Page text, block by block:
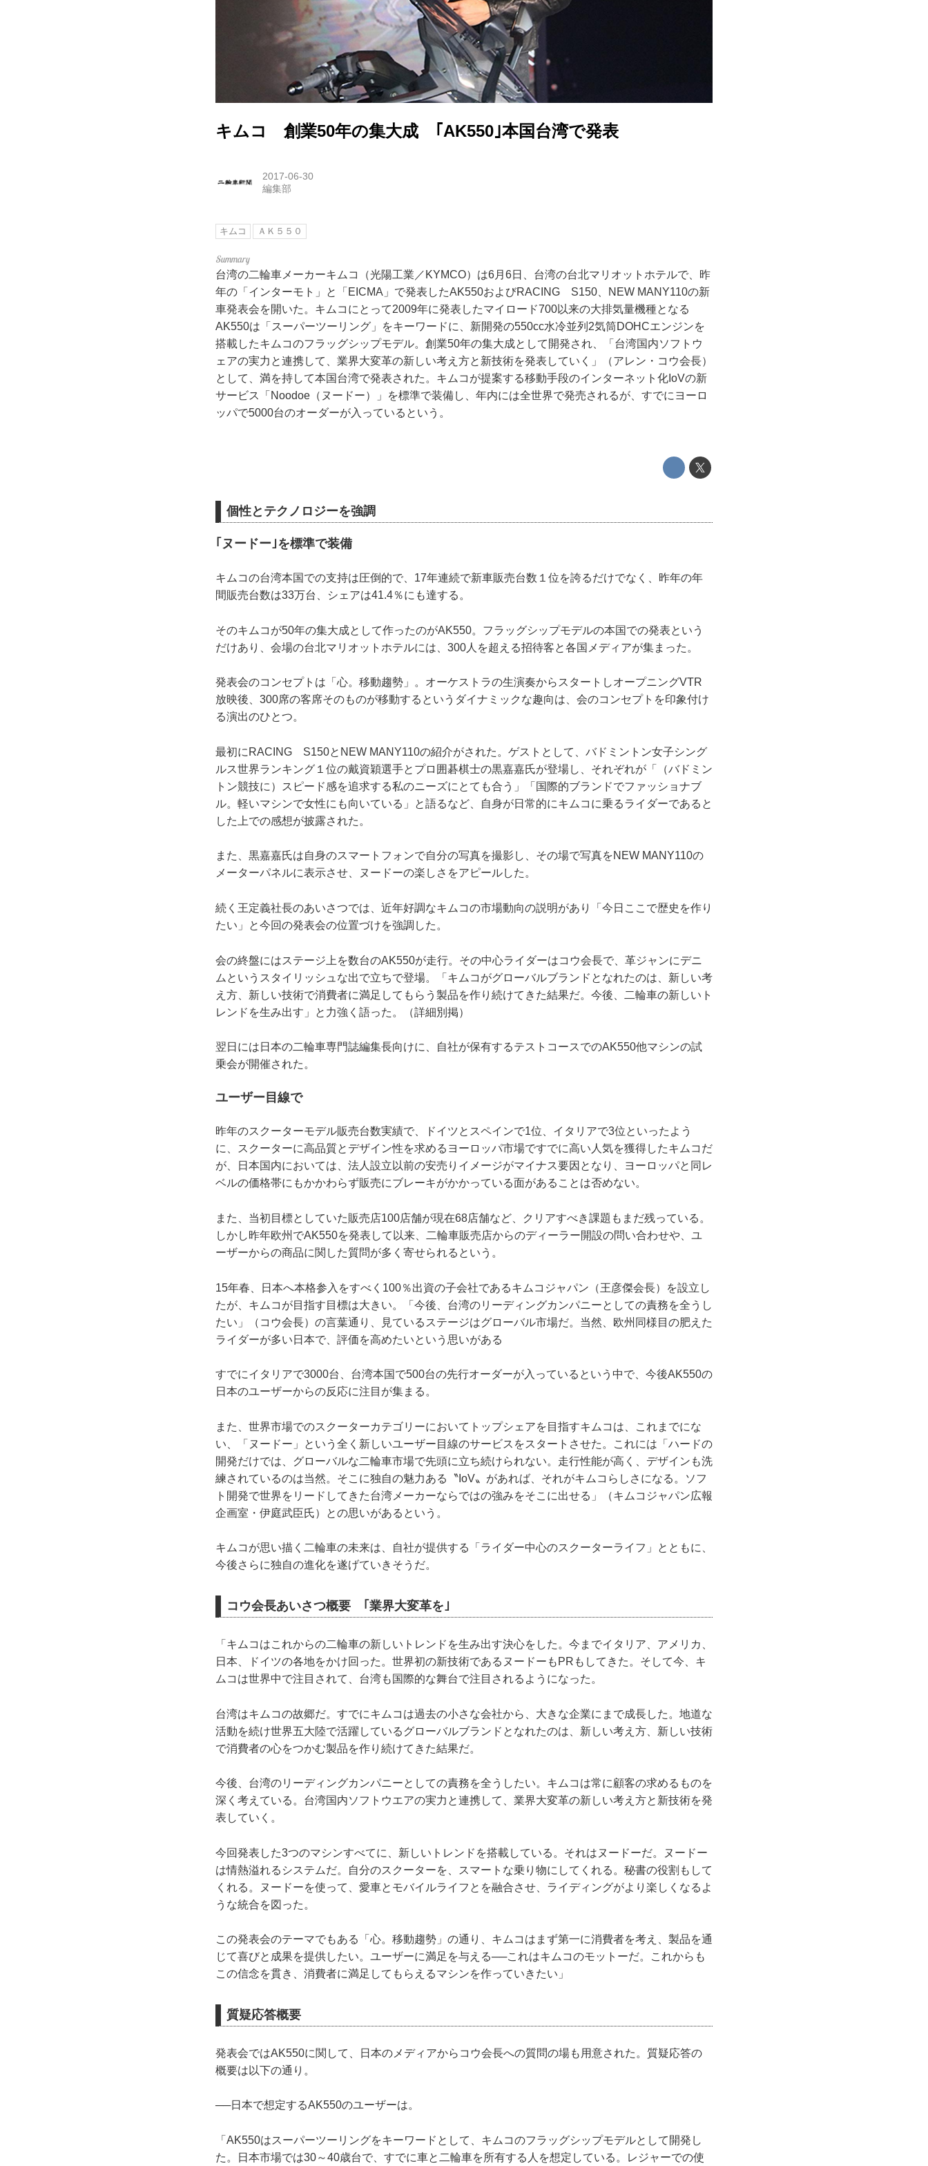
キムコ 創業50年の集大成 ｢AK550｣本国台湾で発表
2017-06-30
編集部
キムコ ＡＫ５５０
台湾の二輪車メーカーキムコ（光陽工業／KYMCO）は6月6日、台湾の台北マリオットホテルで、昨
年の「インターモト」と「EICMA」で発表したAK550およびRACING S150、NEW MANY110の新
車発表会を開いた。キムコにとって2009年に発表したマイロード700以来の大排気量機種となる
AK550は「スーパーツーリング」をキーワードに、新開発の550cc水冷並列2気筒DOHCエンジンを
搭載したキムコのフラッグシップモデル。創業50年の集大成として開発され、「台湾国内ソフトウ
ェアの実力と連携して、業界大変革の新しい考え方と新技術を発表していく」（アレン・コウ会長）
として、満を持して本国台湾で発表された。キムコが提案する移動手段のインターネット化IoVの新
サービス「Noodoe（ヌードー）」を標準で装備し、年内には全世界で発売されるが、すでにヨーロ
ッパで5000台のオーダーが入っているという。
個性とテクノロジーを強調
｢ヌードー｣を標準で装備
キムコの台湾本国での支持は圧倒的で、17年連続で新車販売台数１位を誇るだけでなく、昨年の年
間販売台数は33万台、シェアは41.4％にも達する。
そのキムコが50年の集大成として作ったのがAK550。フラッグシップモデルの本国での発表という
だけあり、会場の台北マリオットホテルには、300人を超える招待客と各国メディアが集まった。
発表会のコンセプトは「心。移動趨勢」。オーケストラの生演奏からスタートしオープニングVTR
放映後、300席の客席そのものが移動するというダイナミックな趣向は、会のコンセプトを印象付け
る演出のひとつ。
最初にRACING S150とNEW MANY110の紹介がされた。ゲストとして、バドミントン女子シング
ルス世界ランキング１位の戴資穎選手とプロ囲碁棋士の黒嘉嘉氏が登場し、それぞれが「（バドミン
トン競技に）スピード感を追求する私のニーズにとても合う」「国際的ブランドでファッショナブ
ル。軽いマシンで女性にも向いている」と語るなど、自身が日常的にキムコに乗るライダーであると
した上での感想が披露された。
また、黒嘉嘉氏は自身のスマートフォンで自分の写真を撮影し、その場で写真をNEW MANY110の
メーターパネルに表示させ、ヌードーの楽しさをアピールした。
続く王定義社長のあいさつでは、近年好調なキムコの市場動向の説明があり「今日ここで歴史を作り
たい」と今回の発表会の位置づけを強調した。
会の終盤にはステージ上を数台のAK550が走行。その中心ライダーはコウ会長で、革ジャンにデニ
ムというスタイリッシュな出で立ちで登場。「キムコがグローバルブランドとなれたのは、新しい考
え方、新しい技術で消費者に満足してもらう製品を作り続けてきた結果だ。今後、二輪車の新しいト
レンドを生み出す」と力強く語った。（詳細別掲）
翌日には日本の二輪車専門誌編集長向けに、自社が保有するテストコースでのAK550他マシンの試
乗会が開催された。
ユーザー目線で
昨年のスクーターモデル販売台数実績で、ドイツとスペインで1位、イタリアで3位といったよう
に、スクーターに高品質とデザイン性を求めるヨーロッパ市場ですでに高い人気を獲得したキムコだ
が、日本国内においては、法人設立以前の安売りイメージがマイナス要因となり、ヨーロッパと同レ
ベルの価格帯にもかかわらず販売にブレーキがかかっている面があることは否めない。
また、当初目標としていた販売店100店舗が現在68店舗など、クリアすべき課題もまだ残っている。
しかし昨年欧州でAK550を発表して以来、二輪車販売店からのディーラー開設の問い合わせや、ユ
ーザーからの商品に関した質問が多く寄せられるという。
15年春、日本へ本格参入をすべく100％出資の子会社であるキムコジャパン（王彦傑会長）を設立し
たが、キムコが目指す目標は大きい。「今後、台湾のリーディングカンパニーとしての責務を全うし
たい」（コウ会長）の言葉通り、見ているステージはグローバル市場だ。当然、欧州同様目の肥えた
ライダーが多い日本で、評価を高めたいという思いがある
すでにイタリアで3000台、台湾本国で500台の先行オーダーが入っているという中で、今後AK550の
日本のユーザーからの反応に注目が集まる。
また、世界市場でのスクーターカテゴリーにおいてトップシェアを目指すキムコは、これまでにな
い、「ヌードー」という全く新しいユーザー目線のサービスをスタートさせた。これには「ハードの
開発だけでは、グローバルな二輪車市場で先頭に立ち続けられない。走行性能が高く、デザインも洗
練されているのは当然。そこに独自の魅力ある〝IoV〟があれば、それがキムコらしさになる。ソフ
ト開発で世界をリードしてきた台湾メーカーならではの強みをそこに出せる」（キムコジャパン広報
企画室・伊庭武臣氏）との思いがあるという。
キムコが思い描く二輪車の未来は、自社が提供する「ライダー中心のスクーターライフ」とともに、
今後さらに独自の進化を遂げていきそうだ。
コウ会長あいさつ概要 ｢業界大変革を｣
「キムコはこれからの二輪車の新しいトレンドを生み出す決心をした。今までイタリア、アメリカ、
日本、ドイツの各地をかけ回った。世界初の新技術であるヌードーもPRもしてきた。そして今、キ
ムコは世界中で注目されて、台湾も国際的な舞台で注目されるようになった。
台湾はキムコの故郷だ。すでにキムコは過去の小さな会社から、大きな企業にまで成長した。地道な
活動を続け世界五大陸で活躍しているグローバルブランドとなれたのは、新しい考え方、新しい技術
で消費者の心をつかむ製品を作り続けてきた結果だ。
今後、台湾のリーディングカンパニーとしての責務を全うしたい。キムコは常に顧客の求めるものを
深く考えている。台湾国内ソフトウエアの実力と連携して、業界大変革の新しい考え方と新技術を発
表していく。
今回発表した3つのマシンすべてに、新しいトレンドを搭載している。それはヌードーだ。ヌードー
は情熱溢れるシステムだ。自分のスクーターを、スマートな乗り物にしてくれる。秘書の役割もして
くれる。ヌードーを使って、愛車とモバイルライフとを融合させ、ライディングがより楽しくなるよ
うな統合を図った。
この発表会のテーマでもある「心。移動趨勢」の通り、キムコはまず第一に消費者を考え、製品を通
じて喜びと成果を提供したい。ユーザーに満足を与える──これはキムコのモットーだ。これからも
この信念を貫き、消費者に満足してもらえるマシンを作っていきたい」
質疑応答概要
発表会ではAK550に関して、日本のメディアからコウ会長への質問の場も用意された。質疑応答の
概要は以下の通り。
──日本で想定するAK550のユーザーは。
「AK550はスーパーツーリングをキーワードとして、キムコのフラッグシップモデルとして開発し
た。日本市場では30～40歳台で、すでに車と二輪車を所有する人を想定している。レジャーでの使